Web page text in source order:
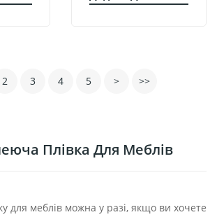
2 3 4 5 > >>
Плівка Для Меблів
для меблів можна у разі, якщо ви хочете